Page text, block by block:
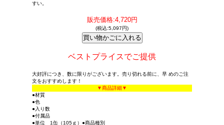
すい。
販売価格:4,720円
(税込:5,097円)
ベストプライスでご提供
大好評につき、数に限りがございます。売り切れる前に、早 めのご注
文をおすすめします！
▼商品詳細▼
●材質
●色
●入り数
●付属品
●単位 1缶（105ｇ）●商品種別